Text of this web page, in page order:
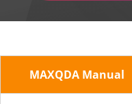
MAXQDA Manual